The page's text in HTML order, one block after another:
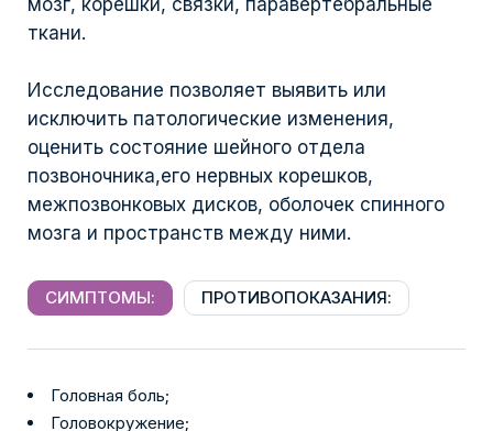
мозг, корешки, связки, паравертебральные
ткани.
Исследование позволяет выявить или
исключить патологические изменения,
оценить состояние шейного отдела
позвоночника,его нервных корешков,
межпозвонковых дисков, оболочек спинного
мозга и пространств между ними.
СИМПТОМЫ: ПРОТИВОПОКАЗАНИЯ:
Головная боль;
Головокружение;